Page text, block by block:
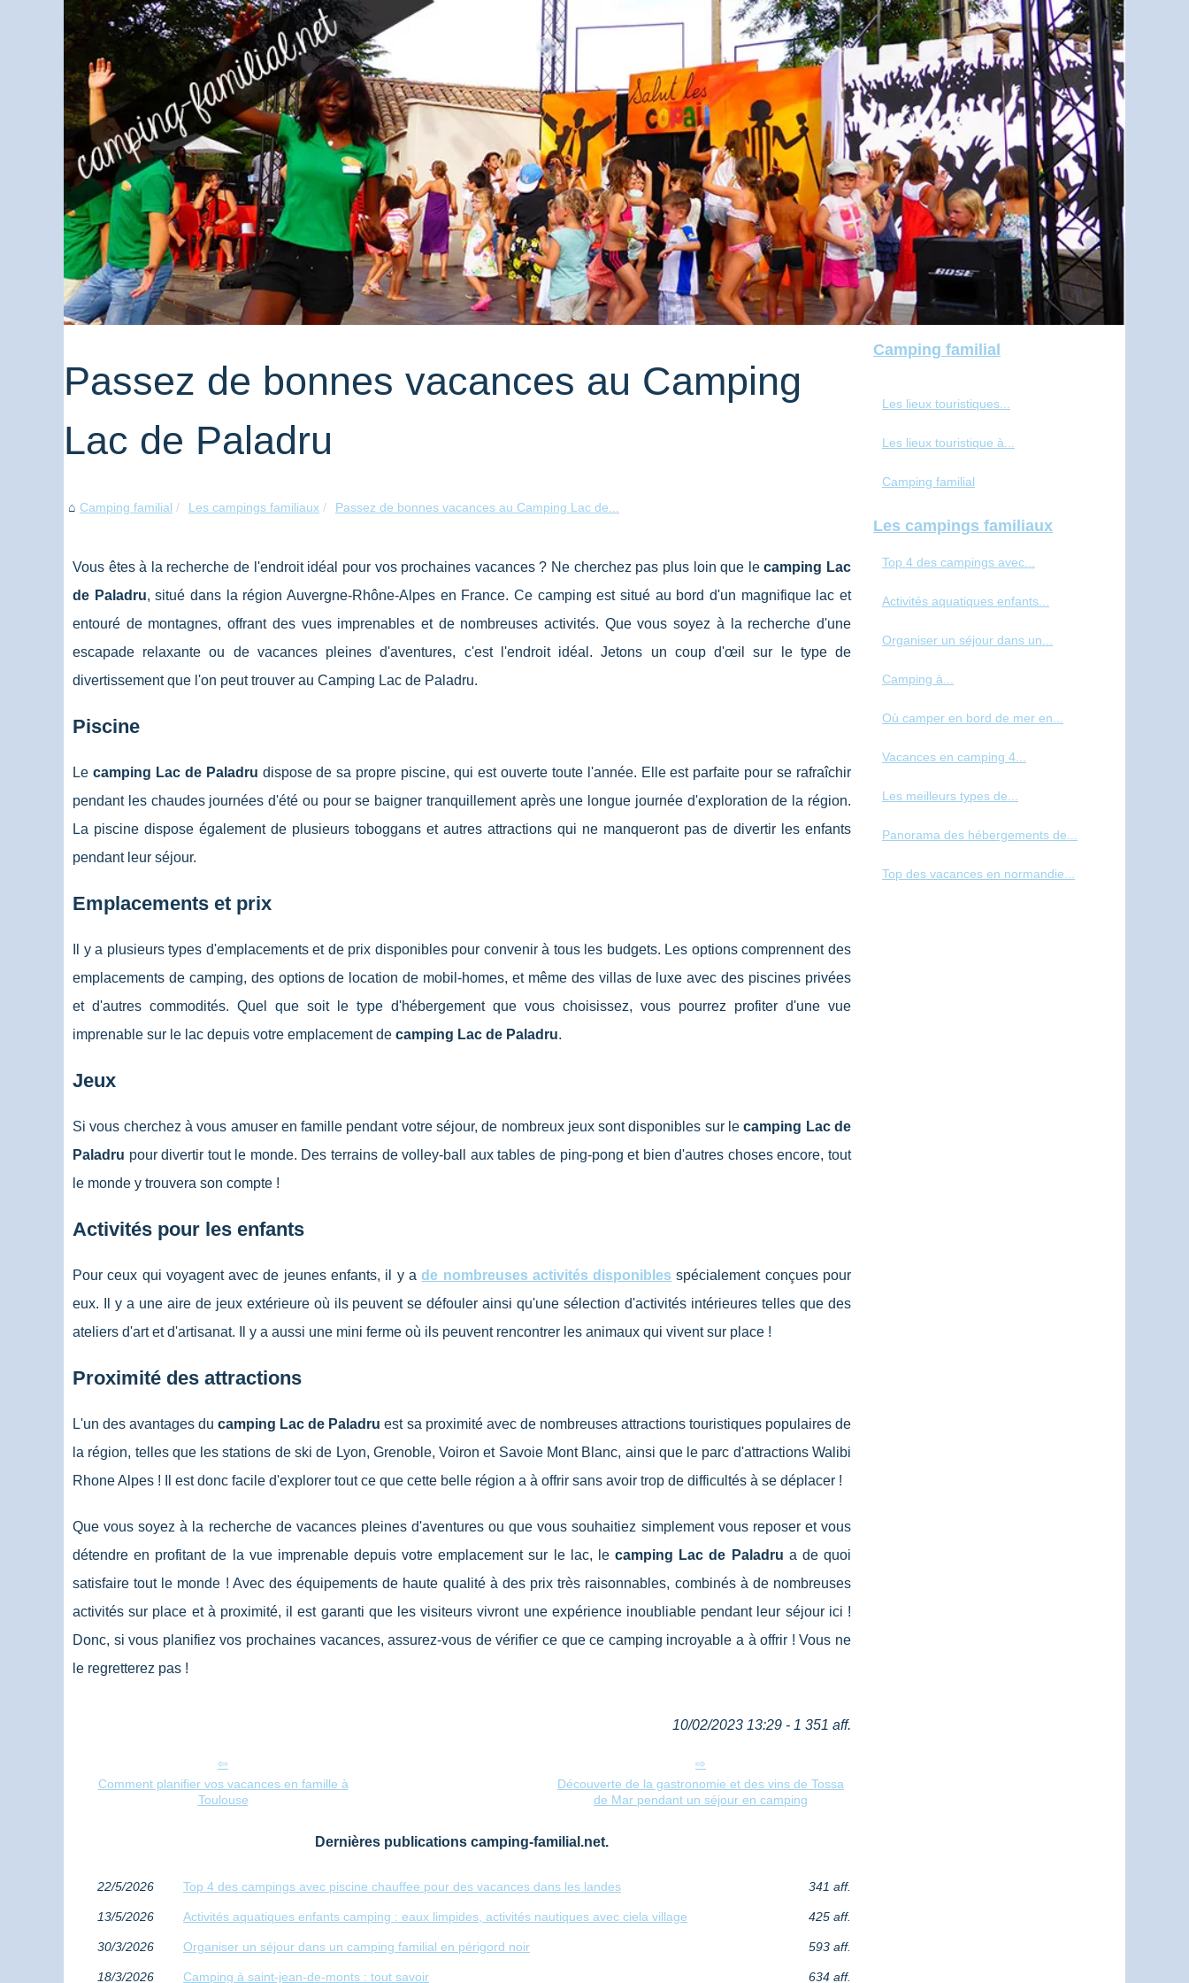
Passez de bonnes vacances au Camping
Lac de Paladru
Camping familial Les campings familiaux Passez de bonnes vacances au Camping Lac de...
Vous êtes à la recherche de l'endroit idéal pour vos prochaines vacances ? Ne cherchez pas plus loin que lecamping Lac
de Paladru, situé dans la région Auvergne-Rhône-Alpes en France. Ce camping est situé au bord d'un magnifique lac et
entouré de montagnes, offrant des vues imprenables et de nombreuses activités. Que vous soyez à la recherche d'une
escapade relaxante ou de vacances pleines d'aventures, c'est l'endroit idéal. Jetons un coup d'œil sur le type de
divertissement que l'on peut trouver au Camping Lac de Paladru.
Piscine
Le camping Lac de Paladru dispose de sa propre piscine, qui est ouverte toute l'année. Elle est parfaite pour se rafraîchir
pendant les chaudes journées d'été ou pour se baigner tranquillement après une longue journée d'exploration de la région.
La piscine dispose également de plusieurs toboggans et autres attractions qui ne manqueront pas de divertir les enfants
pendant leur séjour.
Emplacements et prix
Il y a plusieurs types d'emplacements et de prix disponibles pour convenir à tous les budgets. Les options comprennent des
emplacements de camping, des options de location de mobil-homes, et même des villas de luxe avec des piscines privées
et d'autres commodités. Quel que soit le type d'hébergement que vous choisissez, vous pourrez profiter d'une vue
imprenable sur le lac depuis votre emplacement de camping Lac de Paladru.
Jeux
Si vous cherchez à vous amuser en famille pendant votre séjour, de nombreux jeux sont disponibles sur lecamping Lac de
Paladru pour divertir tout le monde. Des terrains de volley-ball aux tables de ping-pong et bien d'autres choses encore, tout
le monde y trouvera son compte !
Activités pour les enfants
Pour ceux qui voyagent avec de jeunes enfants, il y ade nombreuses activités disponibles spécialement conçues pour
eux. Il y a une aire de jeux extérieure où ils peuvent se défouler ainsi qu'une sélection d'activités intérieures telles que des
ateliers d'art et d'artisanat. Il y a aussi une mini ferme où ils peuvent rencontrer les animaux qui vivent sur place !
Proximité des attractions
L'un des avantages ducamping Lac de Paladru est sa proximité avec de nombreuses attractions touristiques populaires de
la région, telles que les stations de ski de Lyon, Grenoble, Voiron et Savoie Mont Blanc, ainsi que le parc d'attractions Walibi
Rhone Alpes ! Il est donc facile d'explorer tout ce que cette belle région a à offrir sans avoir trop de difficultés à se déplacer !
Que vous soyez à la recherche de vacances pleines d'aventures ou que vous souhaitiez simplement vous reposer et vous
détendre en profitant de la vue imprenable depuis votre emplacement sur le lac, lecamping Lac de Paladru a de quoi
satisfaire tout le monde ! Avec des équipements de haute qualité à des prix très raisonnables, combinés à de nombreuses
activités sur place et à proximité, il est garanti que les visiteurs vivront une expérience inoubliable pendant leur séjour ici !
Donc, si vous planifiez vos prochaines vacances, assurez-vous de vérifier ce que ce camping incroyable a à offrir ! Vous ne
le regretterez pas !
10/02/2023 13:29 - 1 351 aff.
Comment planifier vos vacances en famille à
Toulouse
Découverte de la gastronomie et des vins de Tossa
de Mar pendant un séjour en camping
Dernières publications camping-familial.net.
22/5/2026 Top 4 des campings avec piscine chauffee pour des vacances dans les landes 341 aff.
13/5/2026 Activités aquatiques enfants camping : eaux limpides, activités nautiques avec ciela village 425 aff.
30/3/2026 Organiser un séjour dans un camping familial en périgord noir 593 aff.
18/3/2026 Camping à saint-jean-de-monts : tout savoir 634 aff.
Camping familial
Les lieux touristiques...
Les lieux touristique à...
Camping familial
Les campings familiaux
Top 4 des campings avec...
Activités aquatiques enfants...
Organiser un séjour dans un...
Camping à...
Où camper en bord de mer en...
Vacances en camping 4...
Les meilleurs types de...
Panorama des hébergements de...
Top des vacances en normandie...